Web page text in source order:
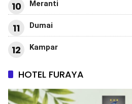
10 Meranti
11 Dumai
12 Kampar
HOTEL FURAYA